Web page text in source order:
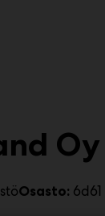
Oy
Osasto: 6d61